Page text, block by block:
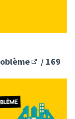
(S'ouvre
/ 169